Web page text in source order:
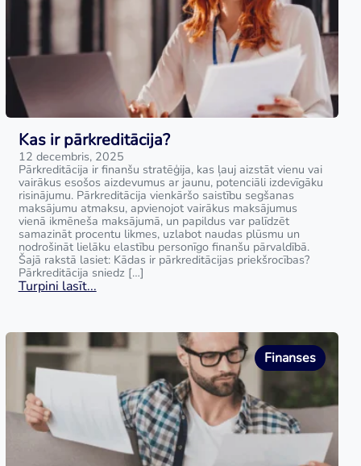
Kas ir pārkreditācija?
12 decembris, 2025
Pārkreditācija ir finanšu stratēģija, kas ļauj aizstāt vienu vai
vairākus esošos aizdevumus ar jaunu, potenciāli izdevīgāku
risinājumu. Pārkreditācija vienkāršo saistību segšanas
maksājumu atmaksu, apvienojot vairākus maksājumus
vienā ikmēneša maksājumā, un papildus var palīdzēt
samazināt procentu likmes, uzlabot naudas plūsmu un
nodrošināt lielāku elastību personīgo finanšu pārvaldībā.
Šajā rakstā lasiet: Kādas ir pārkreditācijas priekšrocības?
Pārkreditācija sniedz […]
Turpini lasīt...
Finanses